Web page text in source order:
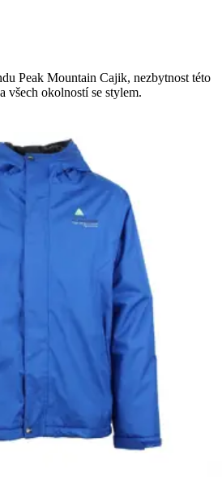
Peak Mountain Cajik, nezbytnost této
všech okolností se stylem.